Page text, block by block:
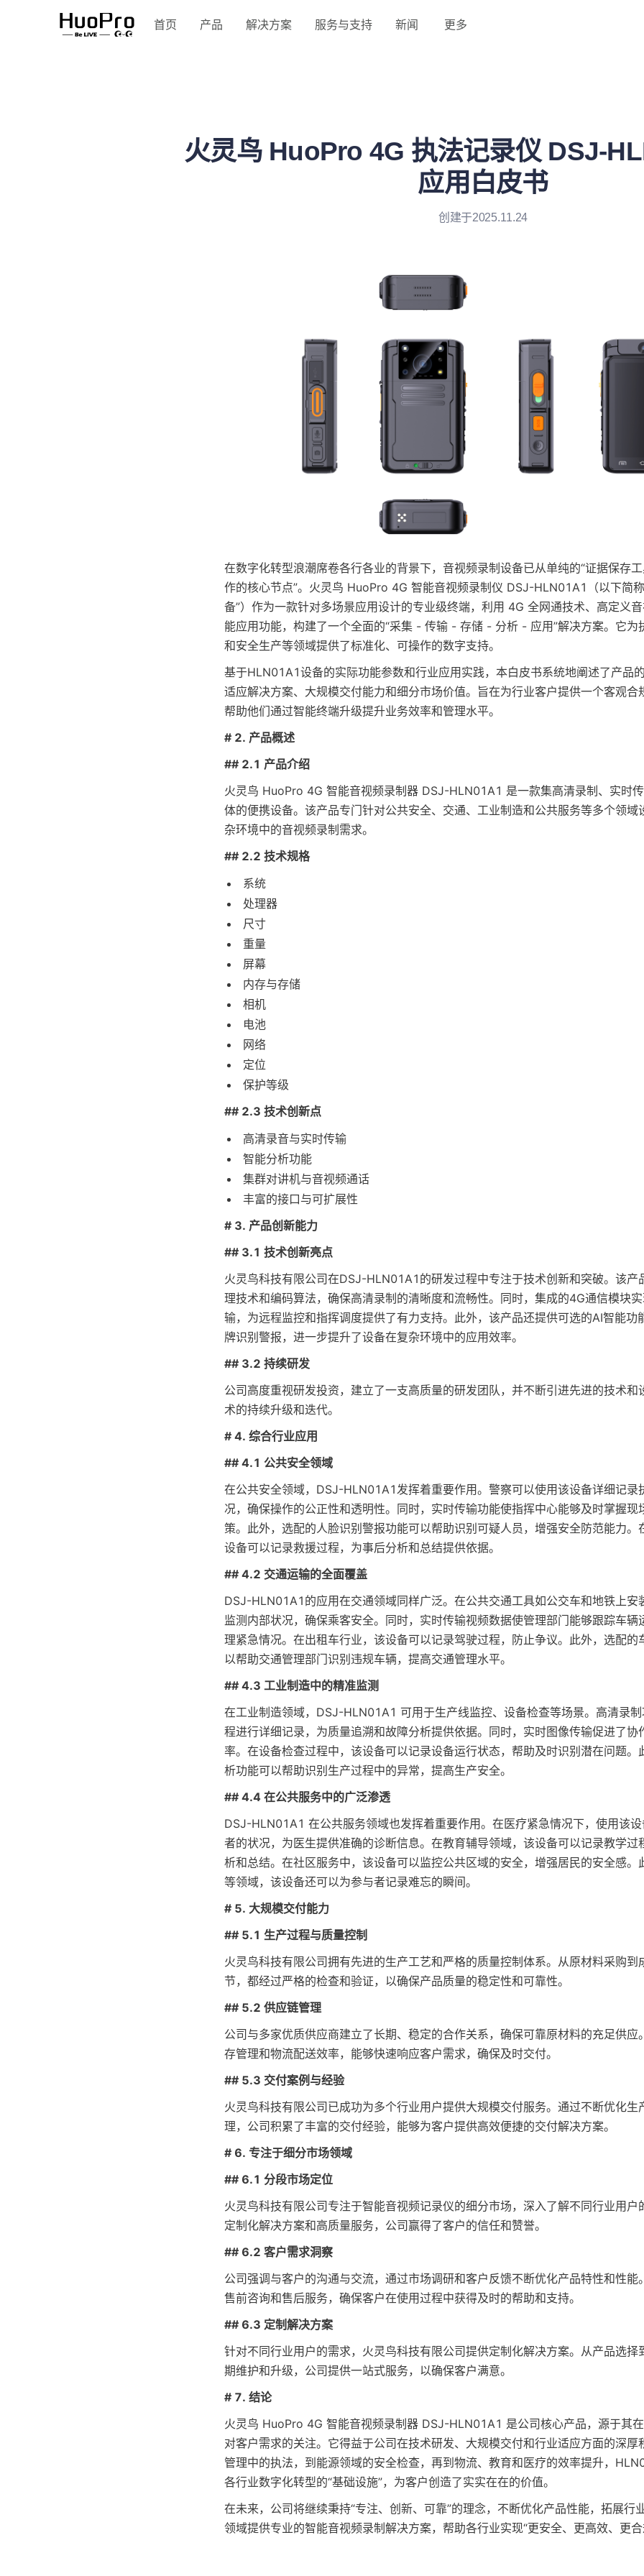
首页 产品 解决方案 服务与支持 新闻 更多
火灵鸟 HuoPro 4G 执法记录仪 DSJ-
应用白皮书
创建于2025.11.24
在数字化转型浪潮席卷各行各业的背景下，音视频录制设备已从单纯的“证据保存工
作的核心节点”。火灵鸟 HuoPro 4G 智能音视频录制仪 DSJ-HLN01A1（以下简
备”）作为一款针对多场景应用设计的专业级终端，利用 4G 全网通技术、高定义
能应用功能，构建了一个全面的“采集 - 传输 - 存储 - 分析 - 应用”解决方案。它为
和安全生产等领域提供了标准化、可操作的数字支持。
基于HLN01A1设备的实际功能参数和行业应用实践，本白皮书系统地阐述了产品
适应解决方案、大规模交付能力和细分市场价值。旨在为行业客户提供一个客观合
帮助他们通过智能终端升级提升业务效率和管理水平。
# 2. 产品概述
## 2.1 产品介绍
火灵鸟 HuoPro 4G 智能音视频录制器 DSJ-HLN01A1 是一款集高清录制、实时
体的便携设备。该产品专门针对公共安全、交通、工业制造和公共服务等多个领域
杂环境中的音视频录制需求。
## 2.2 技术规格
系统
处理器
尺寸
重量
屏幕
内存与存储
相机
电池
网络
定位
保护等级
## 2.3 技术创新点
高清录音与实时传输
智能分析功能
集群对讲机与音视频通话
丰富的接口与可扩展性
# 3. 产品创新能力
## 3.1 技术创新亮点
火灵鸟科技有限公司在DSJ-HLN01A1的研发过程中专注于技术创新和突破。该产
理技术和编码算法，确保高清录制的清晰度和流畅性。同时，集成的4G通信模块
输，为远程监控和指挥调度提供了有力支持。此外，该产品还提供可选的AI智能功
牌识别警报，进一步提升了设备在复杂环境中的应用效率。
## 3.2 持续研发
公司高度重视研发投资，建立了一支高质量的研发团队，并不断引进先进的技术和
术的持续升级和迭代。
# 4. 综合行业应用
## 4.1 公共安全领域
在公共安全领域，DSJ-HLN01A1发挥着重要作用。警察可以使用该设备详细记录
况，确保操作的公正性和透明性。同时，实时传输功能使指挥中心能够及时掌握现
策。此外，选配的人脸识别警报功能可以帮助识别可疑人员，增强安全防范能力。
设备可以记录救援过程，为事后分析和总结提供依据。
## 4.2 交通运输的全面覆盖
DSJ-HLN01A1的应用在交通领域同样广泛。在公共交通工具如公交车和地铁上安
监测内部状况，确保乘客安全。同时，实时传输视频数据使管理部门能够跟踪车辆
理紧急情况。在出租车行业，该设备可以记录驾驶过程，防止争议。此外，选配的
以帮助交通管理部门识别违规车辆，提高交通管理水平。
## 4.3 工业制造中的精准监测
在工业制造领域，DSJ-HLN01A1 可用于生产线监控、设备检查等场景。高清录
程进行详细记录，为质量追溯和故障分析提供依据。同时，实时图像传输促进了协
率。在设备检查过程中，该设备可以记录设备运行状态，帮助及时识别潜在问题。
析功能可以帮助识别生产过程中的异常，提高生产安全。
## 4.4 在公共服务中的广泛渗透
DSJ-HLN01A1 在公共服务领域也发挥着重要作用。在医疗紧急情况下，使用该
者的状况，为医生提供准确的诊断信息。在教育辅导领域，该设备可以记录教学过
析和总结。在社区服务中，该设备可以监控公共区域的安全，增强居民的安全感。
等领域，该设备还可以为参与者记录难忘的瞬间。
# 5. 大规模交付能力
## 5.1 生产过程与质量控制
火灵鸟科技有限公司拥有先进的生产工艺和严格的质量控制体系。从原材料采购到
节，都经过严格的检查和验证，以确保产品质量的稳定性和可靠性。
## 5.2 供应链管理
公司与多家优质供应商建立了长期、稳定的合作关系，确保可靠原材料的充足供应
存管理和物流配送效率，能够快速响应客户需求，确保及时交付。
## 5.3 交付案例与经验
火灵鸟科技有限公司已成功为多个行业用户提供大规模交付服务。通过不断优化生
理，公司积累了丰富的交付经验，能够为客户提供高效便捷的交付解决方案。
# 6. 专注于细分市场领域
## 6.1 分段市场定位
火灵鸟科技有限公司专注于智能音视频记录仪的细分市场，深入了解不同行业用户
定制化解决方案和高质量服务，公司赢得了客户的信任和赞誉。
## 6.2 客户需求洞察
公司强调与客户的沟通与交流，通过市场调研和客户反馈不断优化产品特性和性能
售前咨询和售后服务，确保客户在使用过程中获得及时的帮助和支持。
## 6.3 定制解决方案
针对不同行业用户的需求，火灵鸟科技有限公司提供定制化解决方案。从产品选择
期维护和升级，公司提供一站式服务，以确保客户满意。
# 7. 结论
火灵鸟 HuoPro 4G 智能音视频录制器 DSJ-HLN01A1 是公司核心产品，源于其
对客户需求的关注。它得益于公司在技术研发、大规模交付和行业适应方面的深厚
管理中的执法，到能源领域的安全检查，再到物流、教育和医疗的效率提升，
各行业数字化转型的“基础设施”，为客户创造了实实在在的价值。
在未来，公司将继续秉持“专注、创新、可靠”的理念，不断优化产品性能，拓展行
领域提供专业的智能音视频录制解决方案，帮助各行业实现“更安全、更高效、更合